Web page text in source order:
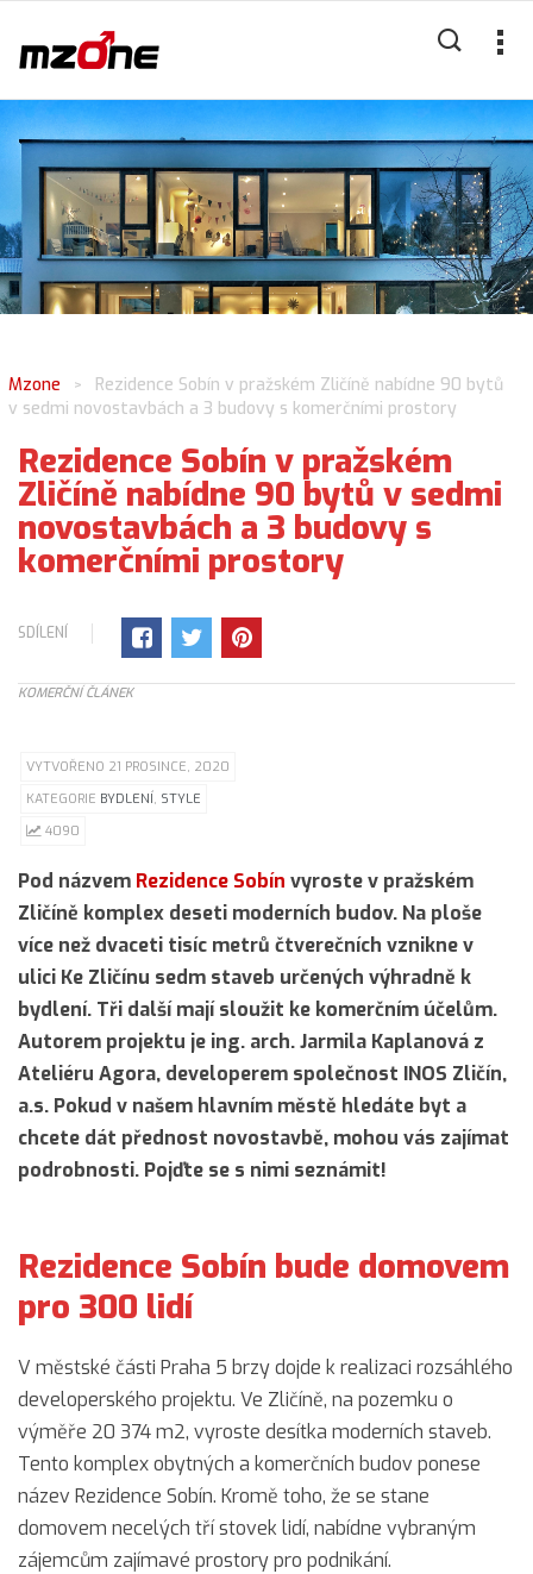
Mzone >
Rezidence Sobín v pražském Zličíně nabídne 90 bytů
v sedmi novostavbách a 3 budovy s komerčními prostory
Rezidence Sobín v pražském
Zličíně nabídne 90 bytů v sedmi
novostavbách a 3 budovy s
komerčními prostory
SDÍLENÍ
KOMERČNÍ ČLÁNEK
VYTVOŘENO 21 PROSINCE, 2020
KATEGORIE BYDLENÍ, STYLE
4090
Pod názvem Rezidence Sobín vyroste v pražském
Zličíně komplex deseti moderních budov. Na ploše
více než dvaceti tisíc metrů čtverečních vznikne v
ulici Ke Zličínu sedm staveb určených výhradně k
bydlení. Tři další mají sloužit ke komerčním účelům.
Autorem projektu je ing. arch. Jarmila Kaplanová z
Ateliéru Agora, developerem společnost INOS Zličín,
a.s. Pokud v našem hlavním městě hledáte byt a
chcete dát přednost novostavbě, mohou vás zajímat
podrobnosti. Pojďte se s nimi seznámit!
Rezidence Sobín bude domovem
pro 300 lidí
V městské části Praha 5 brzy dojde k realizaci rozsáhlého
developerského projektu. Ve Zličíně, na pozemku o
výměře 20 374 m2, vyroste desítka moderních staveb.
Tento komplex obytných a komerčních budov ponese
název Rezidence Sobín. Kromě toho, že se stane
domovem necelých tří stovek lidí, nabídne vybraným
zájemcům zajímavé prostory pro podnikání.